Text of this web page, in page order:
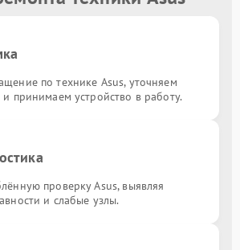
по технике Asus, уточняем
принимаем устройство в работу.
проверку Asus, выявляя
и слабые узлы.